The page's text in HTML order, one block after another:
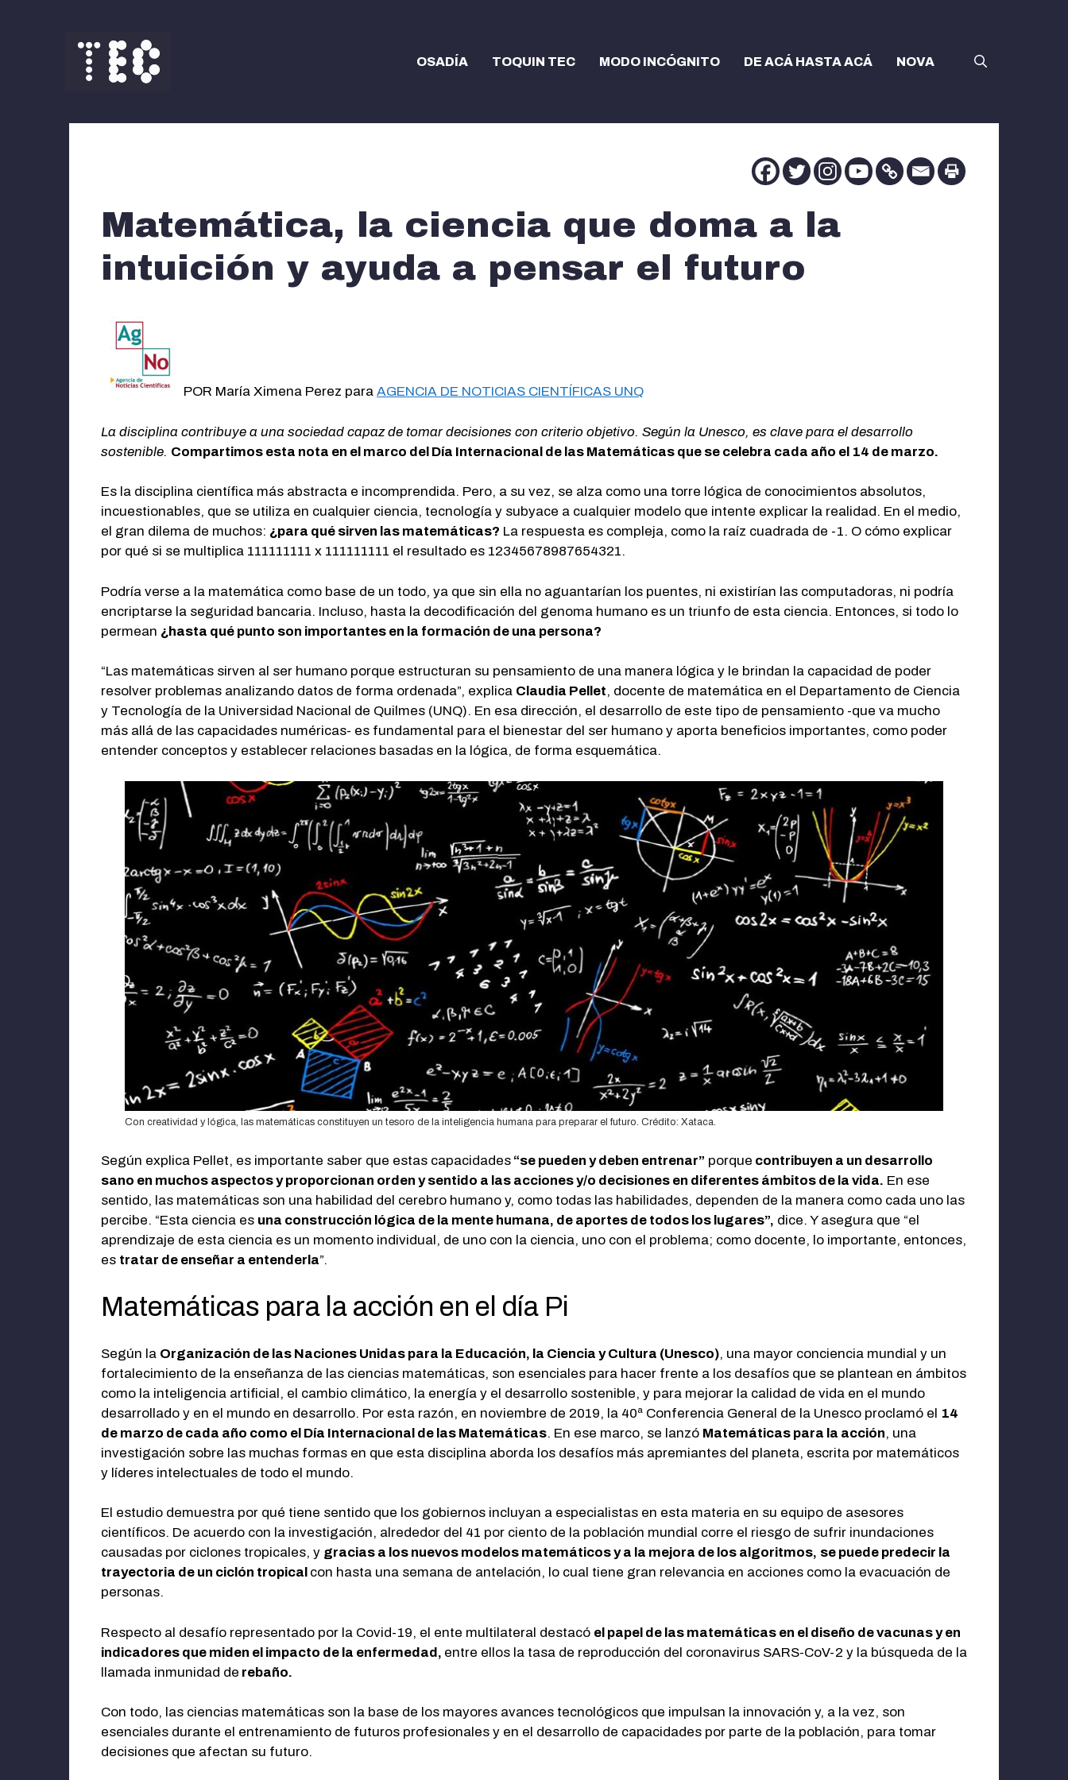
OSADÍA TOQUIN TEC MODO INCÓGNITO DE ACÁ HASTA ACÁ NOVA
Matemática, la ciencia que doma a la
intuición y ayuda a pensar el futuro
POR María Ximena Perez para AGENCIA DE NOTICIAS CIENTÍFICAS UNQ
La disciplina contribuye a una sociedad capaz de tomar decisiones con criterio objetivo. Según la Unesco, es clave para el desarrollo
sostenible. Compartimos esta nota en el marco del Día Internacional de las Matemáticas que se celebra cada año el 14 de marzo.
Es la disciplina científica más abstracta e incomprendida. Pero, a su vez, se alza como una torre lógica de conocimientos absolutos,
incuestionables, que se utiliza en cualquier ciencia, tecnología y subyace a cualquier modelo que intente explicar la realidad. En el medio,
el gran dilema de muchos: ¿para qué sirven las matemáticas? La respuesta es compleja, como la raíz cuadrada de -1. O cómo explicar
por qué si se multiplica 111111111 x 111111111 el resultado es 12345678987654321.
Podría verse a la matemática como base de un todo, ya que sin ella no aguantarían los puentes, ni existirían las computadoras, ni podría
encriptarse la seguridad bancaria. Incluso, hasta la decodificación del genoma humano es un triunfo de esta ciencia. Entonces, si todo lo
permean ¿hasta qué punto son importantes en la formación de una persona?
“Las matemáticas sirven al ser humano porque estructuran su pensamiento de una manera lógica y le brindan la capacidad de poder
resolver problemas analizando datos de forma ordenada”, explica Claudia Pellet, docente de matemática en el Departamento de Ciencia
y Tecnología de la Universidad Nacional de Quilmes (UNQ). En esa dirección, el desarrollo de este tipo de pensamiento -que va mucho
más allá de las capacidades numéricas- es fundamental para el bienestar del ser humano y aporta beneficios importantes, como poder
entender conceptos y establecer relaciones basadas en la lógica, de forma esquemática.
Con creatividad y lógica, las matemáticas constituyen un tesoro de la inteligencia humana para preparar el futuro. Crédito: Xataca.
Según explica Pellet, es importante saber que estas capacidades “se pueden y deben entrenar” porque contribuyen a un desarrollo
sano en muchos aspectos y proporcionan orden y sentido a las acciones y/o decisiones en diferentes ámbitos de la vida. En ese
sentido, las matemáticas son una habilidad del cerebro humano y, como todas las habilidades, dependen de la manera como cada uno las
percibe. “Esta ciencia es una construcción lógica de la mente humana, de aportes de todos los lugares”, dice. Y asegura que “el
aprendizaje de esta ciencia es un momento individual, de uno con la ciencia, uno con el problema; como docente, lo importante, entonces,
es tratar de enseñar a entenderla”.
Matemáticas para la acción en el día Pi
Según la Organización de las Naciones Unidas para la Educación, la Ciencia y Cultura (Unesco), una mayor conciencia mundial y un
fortalecimiento de la enseñanza de las ciencias matemáticas, son esenciales para hacer frente a los desafíos que se plantean en ámbitos
como la inteligencia artificial, el cambio climático, la energía y el desarrollo sostenible, y para mejorar la calidad de vida en el mundo
desarrollado y en el mundo en desarrollo. Por esta razón, en noviembre de 2019, la 40ª Conferencia General de la Unesco proclamó el 14
de marzo de cada año como el Día Internacional de las Matemáticas. En ese marco, se lanzó Matemáticas para la acción, una
investigación sobre las muchas formas en que esta disciplina aborda los desafíos más apremiantes del planeta, escrita por matemáticos
y líderes intelectuales de todo el mundo.
El estudio demuestra por qué tiene sentido que los gobiernos incluyan a especialistas en esta materia en su equipo de asesores
científicos. De acuerdo con la investigación, alrededor del 41 por ciento de la población mundial corre el riesgo de sufrir inundaciones
causadas por ciclones tropicales, y gracias a los nuevos modelos matemáticos y a la mejora de los algoritmos, se puede predecir la
trayectoria de un ciclón tropical con hasta una semana de antelación, lo cual tiene gran relevancia en acciones como la evacuación de
personas.
Respecto al desafío representado por la Covid-19, el ente multilateral destacó el papel de las matemáticas en el diseño de vacunas y en
indicadores que miden el impacto de la enfermedad, entre ellos la tasa de reproducción del coronavirus SARS-CoV-2 y la búsqueda de la
llamada inmunidad de rebaño.
Con todo, las ciencias matemáticas son la base de los mayores avances tecnológicos que impulsan la innovación y, a la vez, son
esenciales durante el entrenamiento de futuros profesionales y en el desarrollo de capacidades por parte de la población, para tomar
decisiones que afectan su futuro.